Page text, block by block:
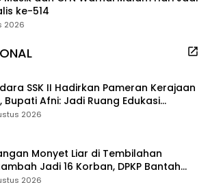
ke-514
2026
SSK II Hadirkan Pameran Kerajaan
Bupati Afni: Jadi Ruang Edukasi
Riau
2026
Monyet Liar di Tembilahan
Jadi 16 Korban, DPKP Bantah
Gerombolan Viral
2026